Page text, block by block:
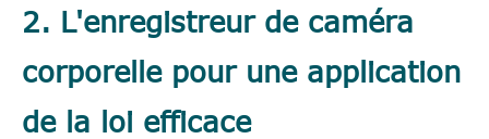
2. L'enregistreur de caméra
corporelle pour une application
de la loi efficace